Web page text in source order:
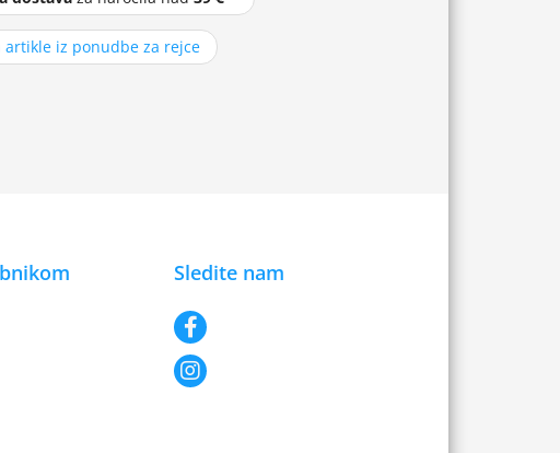
artikle iz ponudbe za rejce
Sledite nam